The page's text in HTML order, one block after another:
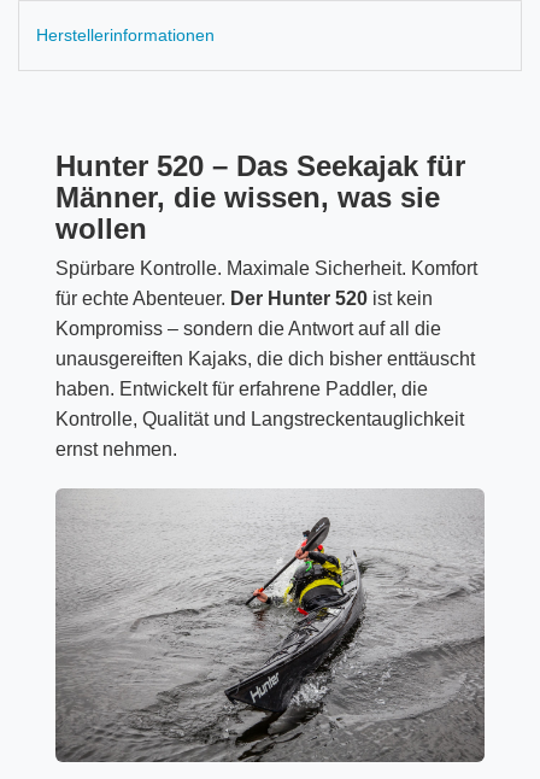
Herstellerinformationen
Hunter 520 – Das Seekajak für
Männer, die wissen, was sie
wollen
Spürbare Kontrolle. Maximale Sicherheit. Komfort
für echte Abenteuer. Der Hunter 520 ist kein
Kompromiss – sondern die Antwort auf all die
unausgereiften Kajaks, die dich bisher enttäuscht
haben. Entwickelt für erfahrene Paddler, die
Kontrolle, Qualität und Langstreckentauglichkeit
ernst nehmen.